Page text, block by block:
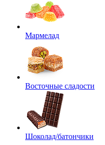
Мармелад
Восточные сладости
Шоколад/батончики